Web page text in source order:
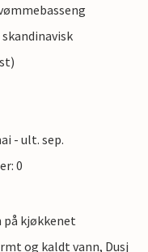
- ult. sep.
0
kjøkkenet
og kaldt vann, Dusj